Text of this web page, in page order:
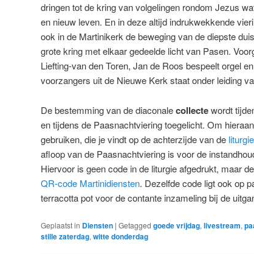
dringen tot de kring van volgelingen rondom Jezus
en nieuw leven. En in deze altijd indrukwekkende
ook in de Martinikerk de beweging van de diepste
grote kring met elkaar gedeelde licht van Pasen.
Liefting-van den Toren, Jan de Roos bespeelt orgel
voorzangers uit de Nieuwe Kerk staat onder leiding
De bestemming van de diaconalecollectewordt
en tijdens de Paasnachtviering toegelicht. Om
gebruiken, die je vindt op de achterzijde van de liturgie
afloop van de Paasnachtviering is voor de
Hiervoor is geen code in de liturgie afgedrukt, maar
QR-code Martinidiensten. Dezelfde code ligt ook op
terracotta pot voor de contante inzameling bij de
Geplaatst in Diensten | Getagged goede vrijdag, livestream,
stille zaterdag, witte donderdag